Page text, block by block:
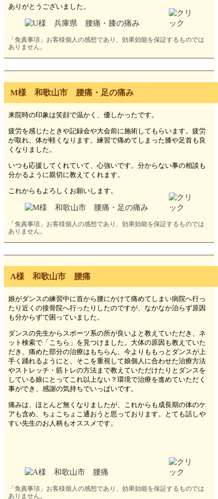
ありがとうございました。
「免責事項」お客様個人の感想であり、効果効能を保証するものでは
ありません。
M様 和歌山市 腰痛・足の痛み
来院時の印象は笑顔で温かく、優しかったです。
疲労を感じたときや記録会や大会前に施術してもらいます。疲労
が取れ、体が軽くなります。練習で痛めてしまった膝や足首も良
くなりました。
いつも応援してくれていて、心強いです。分からない事の相談も
分かるように親切に教えてくれます。
これからもよろしくお願いします。
「免責事項」お客様個人の感想であり、効果効能を保証するものでは
ありません。
A様 和歌山市 腰痛
娘がダンスの練習中に首から腰にかけて痛めてしまい病院へ行っ
たり近くの接骨院へ行ったりしたのですが、なかなか治らず原因
も分からずで困っていました。
ダンスの先生からスポーツ系の所が良いよと教えていただき、ネ
ット検索で「こちら」を見つけました。大体の原因も教えていた
だき、痛めた部分の治療はもちらん、今よりももっとダンスが上
手く踊れるようにと、そこを重視して娘個人に合わせた治療方法
やストレッチ・筋トレの方法まで教えていただけたりとダンスを
している娘にとってこれ以上ない？環境で治療を進めていただく
事ができ、感謝の気持ちでいっぱいです。
痛みは、ほとんど無くなりましたが、これからも成長期の体のケ
アも含め、ちょこちょこ通おうと思っております。とても話しや
すい先生のお人柄もオススメです。
「免責事項」お客様個人の感想であり、効果効能を保証するものでは
ありません。